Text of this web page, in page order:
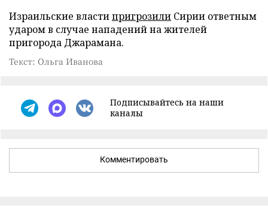
Израильские властипригрозили Сирии ответным
ударом в случае нападений на жителей
пригорода Джарамана.
Текст: Ольга Иванова
Подписывайтесь на наши
каналы
Комментировать